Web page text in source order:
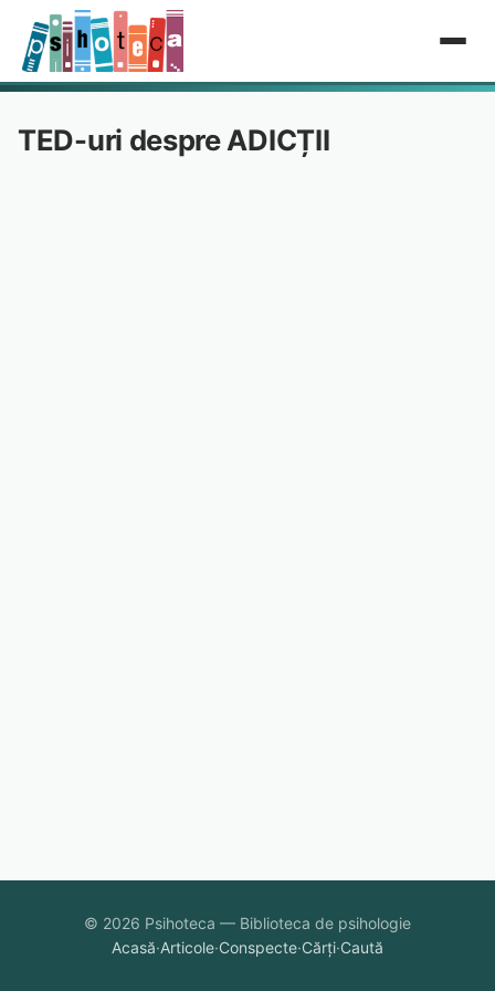
TED-uri despre ADICȚII
© 2026 Psihoteca — Biblioteca de psihologie
Acasă·Articole·Conspecte·Cărți·Caută